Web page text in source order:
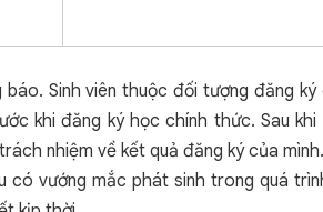
Sinh viên thuộc đối tượng đăng
khi đăng ký học chính thức. Sau
nhiệm về kết quả đăng ký của
có vướng mắc phát sinh trong quá